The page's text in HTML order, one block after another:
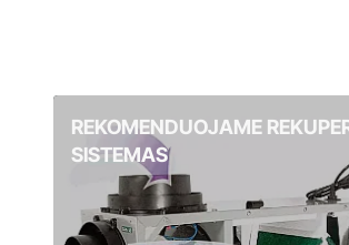
REKOMENDUOJAME
SISTEMAS